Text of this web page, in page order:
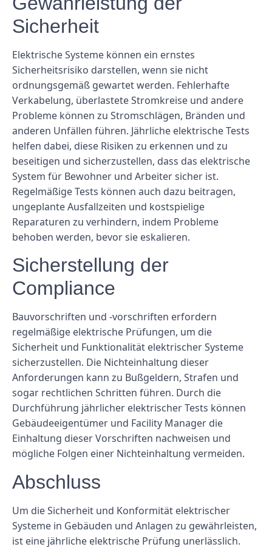
Sicherheit
Elektrische Systeme können ein ernstes
Sicherheitsrisiko darstellen, wenn sie nicht
ordnungsgemäß gewartet werden. Fehlerhafte
Verkabelung, überlastete Stromkreise und andere
Probleme können zu Stromschlägen, Bränden und
anderen Unfällen führen. Jährliche elektrische Tests
helfen dabei, diese Risiken zu erkennen und zu
beseitigen und sicherzustellen, dass das elektrische
System für Bewohner und Arbeiter sicher ist.
Regelmäßige Tests können auch dazu beitragen,
ungeplante Ausfallzeiten und kostspielige
Reparaturen zu verhindern, indem Probleme
behoben werden, bevor sie eskalieren.
Sicherstellung der
Compliance
Bauvorschriften und -vorschriften erfordern
regelmäßige elektrische Prüfungen, um die
Sicherheit und Funktionalität elektrischer Systeme
sicherzustellen. Die Nichteinhaltung dieser
Anforderungen kann zu Bußgeldern, Strafen und
sogar rechtlichen Schritten führen. Durch die
Durchführung jährlicher elektrischer Tests können
Gebäudeeigentümer und Facility Manager die
Einhaltung dieser Vorschriften nachweisen und
mögliche Folgen einer Nichteinhaltung vermeiden.
Abschluss
Um die Sicherheit und Konformität elektrischer
Systeme in Gebäuden und Anlagen zu gewährleisten,
ist eine jährliche elektrische Prüfung unerlässlich.